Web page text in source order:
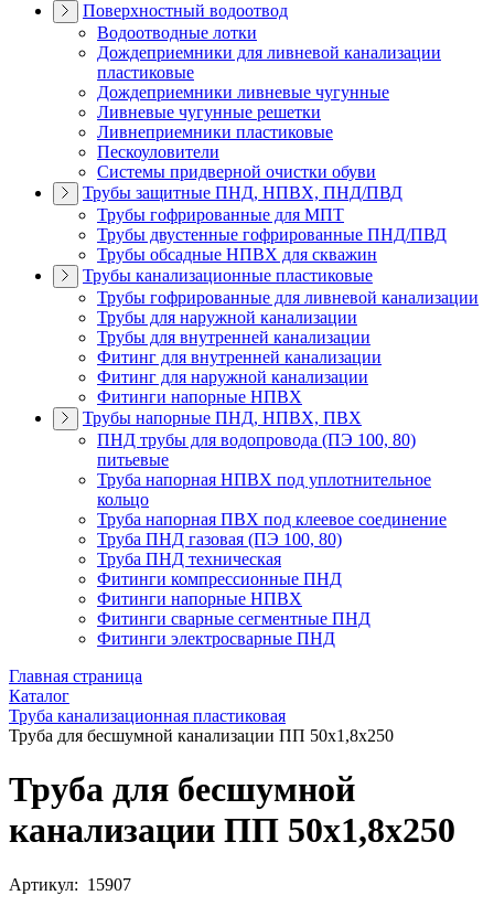
Поверхностный водоотвод
Водоотводные лотки
Дождеприемники для ливневой канализации
пластиковые
Дождеприемники ливневые чугунные
Ливневые чугунные решетки
Ливнеприемники пластиковые
Пескоуловители
Системы придверной очистки обуви
Трубы защитные ПНД, НПВХ, ПНД/ПВД
Трубы гофрированные для МПТ
Трубы двустенные гофрированные ПНД/ПВД
Трубы обсадные НПВХ для скважин
Трубы канализационные пластиковые
Трубы гофрированные для ливневой канализации
Трубы для наружной канализации
Трубы для внутренней канализации
Фитинг для внутренней канализации
Фитинг для наружной канализации
Фитинги напорные НПВХ
Трубы напорные ПНД, НПВХ, ПВХ
ПНД трубы для водопровода (ПЭ 100, 80)
питьевые
Труба напорная НПВХ под уплотнительное
кольцо
Труба напорная ПВХ под клеевое соединение
Труба ПНД газовая (ПЭ 100, 80)
Труба ПНД техническая
Фитинги компрессионные ПНД
Фитинги напорные НПВХ
Фитинги сварные сегментные ПНД
Фитинги электросварные ПНД
Главная страница
Каталог
Труба канализационная пластиковая
Труба для бесшумной канализации ПП 50x1,8x250
Труба для бесшумной
канализации ПП 50x1,8x250
Артикул: 15907